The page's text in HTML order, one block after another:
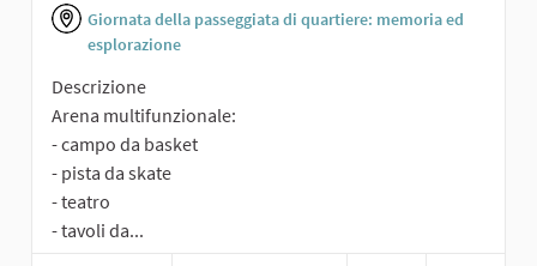
Giornata della passeggiata di quartiere: memoria ed
esplorazione
Descrizione
Arena multifunzionale:
- campo da basket
- pista da skate
- teatro
- tavoli da...